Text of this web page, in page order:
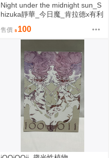
Night under the midnight sun_S
hizuka靜華_今日魔_肯拉德x有利
售價 100